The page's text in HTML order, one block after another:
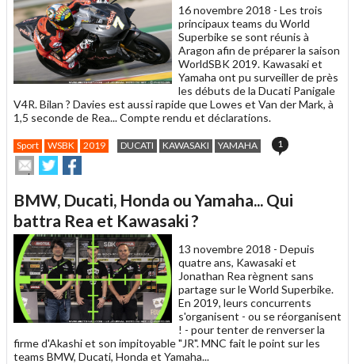
16 novembre 2018 - Les trois
principaux teams du World
Superbike se sont réunis à
Aragon afin de préparer la saison
WorldSBK 2019. Kawasaki et
Yamaha ont pu surveiller de près
les débuts de la Ducati Panigale
V4R. Bilan ? Davies est aussi rapide que Lowes et Van der Mark, à
1,5 seconde de Rea... Compte rendu et déclarations.
Sport WSBK 2019 DUCATI KAWASAKI YAMAHA 1
Envoyer
cet
à
un
ami
Partager
sur
sur
BMW, Ducati, Honda ou Yamaha... Qui
battra Rea et Kawasaki ?
13 novembre 2018 - Depuis
quatre ans, Kawasaki et
Jonathan Rea règnent sans
partage sur le World Superbike.
En 2019, leurs concurrents
s'organisent - ou se réorganisent
! - pour tenter de renverser la
firme d'Akashi et son impitoyable "JR". MNC fait le point sur les
teams BMW, Ducati, Honda et Yamaha...